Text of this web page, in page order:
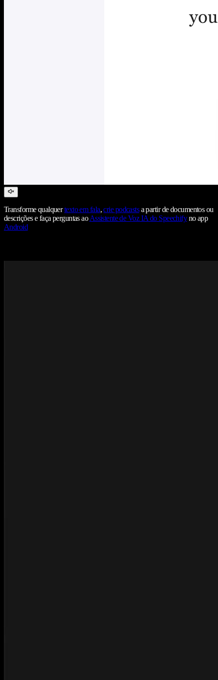
Transforme qualquertexto em fala,crie podcastsa partir de documentos ou
descrições e faça perguntas aoAssistente de Voz IA do Speechifyno app
Android